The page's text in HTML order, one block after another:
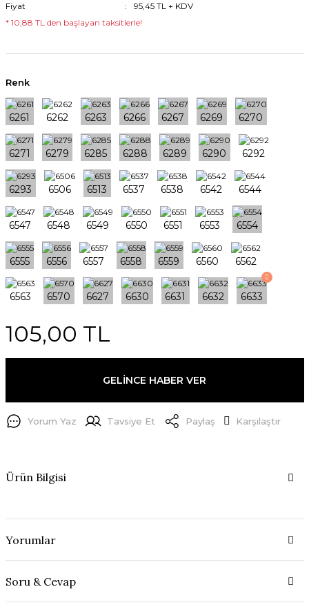
Fiyat
95,45 TL + KDV
* 10,88 TL den başlayan taksitlerle!
Renk
105,00 TL
GELİNCE HABER VER
Yorum Yaz Tavsiye Et Paylaş Karşılaştır
Ürün Bilgisi
Yorumlar
Soru & Cevap